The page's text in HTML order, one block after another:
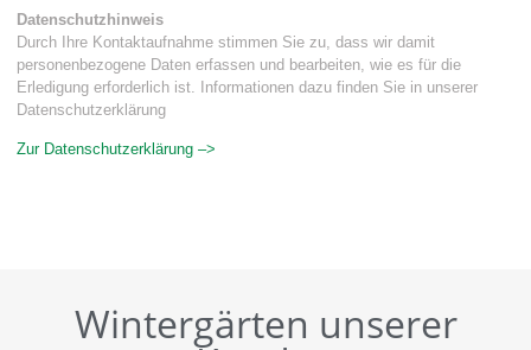
Datenschutzhinweis
Durch Ihre Kontaktaufnahme stimmen Sie zu, dass wir damit
personenbezogene Daten erfassen und bearbeiten, wie es für die
Erledigung erforderlich ist. Informationen dazu finden Sie in unserer
Datenschutzerklärung
Zur Datenschutzerklärung –>
Wintergärten unserer